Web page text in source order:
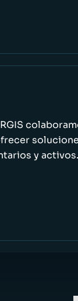
y activos.